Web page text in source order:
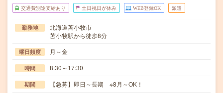
交通費別途支給あり 土日祝日が休み WEB登録OK 派遣
勤務地
北海道苫小牧市
苫小牧駅から徒歩8分
曜日頻度 月～金
時間 8:30～17:30
期間 【急募】即日～長期 ※8月～OK！